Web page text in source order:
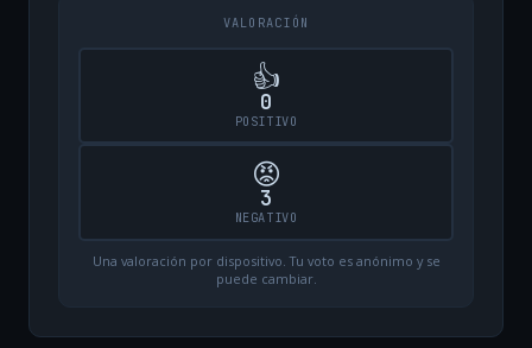
VALORACIÓN
👍
0
POSITIVO
😡
3
NEGATIVO
Una valoración por dispositivo. Tu voto es anónimo y se
puede cambiar.